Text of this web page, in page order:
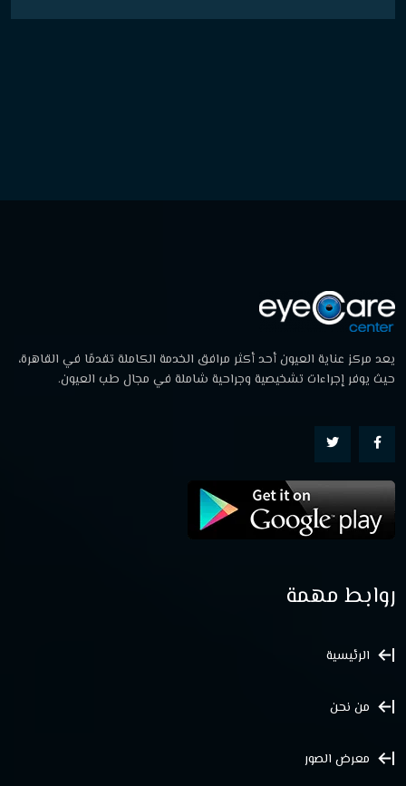
يعد مركز عناية العيون أحد أكثر مرافق الخدمة الكاملة تقدمًا في القاهرة،
حيث يوفر إجراءات تشخيصية وجراحية شاملة في مجال طب العيون.
روابط مهمة
الرئيسية
من نحن
معرض الصور